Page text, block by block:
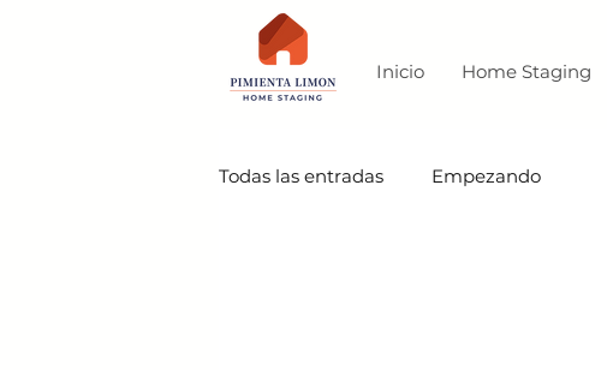
Inicio Home Staging
Todas las entradas Empezando